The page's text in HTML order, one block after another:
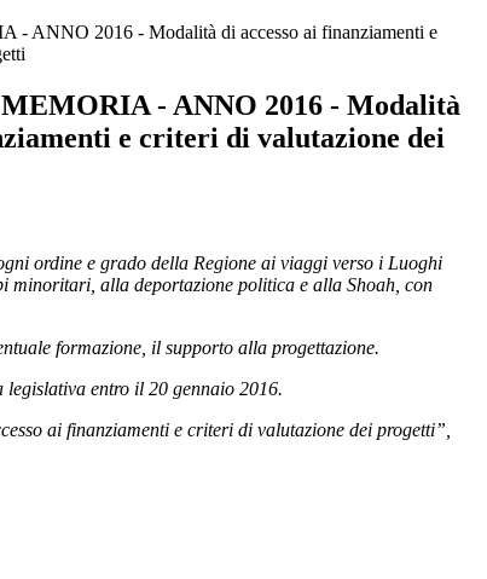
ANNO 2016 - Modalità di accesso ai finanziamenti e
- ANNO 2016 - Modalità
e criteri di valutazione dei
ordine e grado della Regione ai viaggi verso i Luoghi
minoritari, alla deportazione politica e alla Shoah, con
formazione, il supporto alla progettazione.
legislativa entro il 20 gennaio 2016.
ai finanziamenti e criteri di valutazione dei progetti”,